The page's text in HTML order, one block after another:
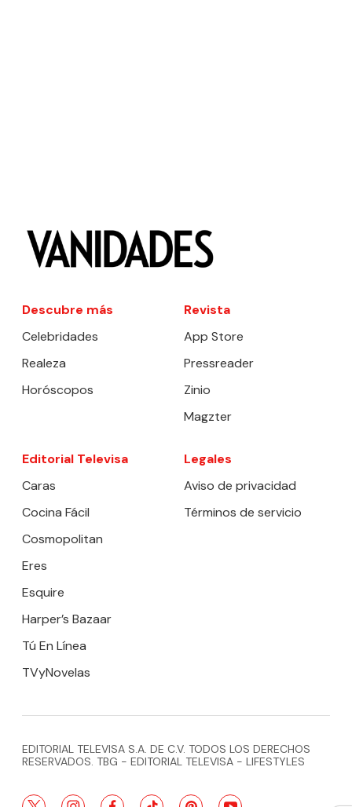
Descubre más
Celebridades
Realeza
Horóscopos
Revista
App Store
Pressreader
Zinio
Magzter
Editorial Televisa
Caras
Cocina Fácil
Cosmopolitan
Eres
Esquire
Harper’s Bazaar
Tú En Línea
TVyNovelas
Legales
Aviso de privacidad
Términos de servicio
EDITORIAL TELEVISA S.A. DE C.V. TODOS LOS DERECHOS
RESERVADOS. TBG - EDITORIAL TELEVISA - LIFESTYLES